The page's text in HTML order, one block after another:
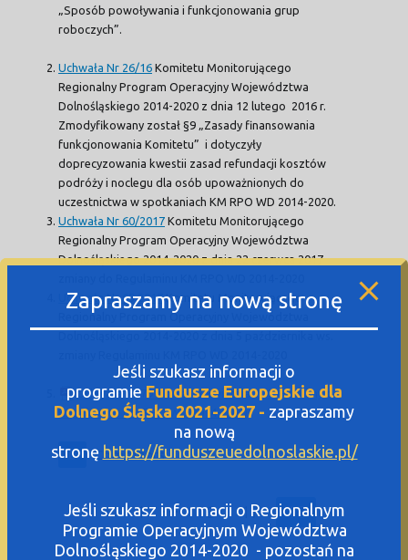
„Sposób powoływania i funkcjonowania grup
roboczych”.
Uchwała Nr 26/16 Komitetu Monitorującego
Regionalny Program Operacyjny Województwa
Dolnośląskiego 2014-2020 z dnia 12 lutego 2016 r.
Zmodyfikowany został §9 „Zasady finansowania
funkcjonowania Komitetu” i dotyczyły
doprecyzowania kwestii zasad refundacji kosztów
podróży i noclegu dla osób upoważnionych do
uczestnictwa w spotkaniach KM RPO WD 2014-2020.
Uchwała Nr 60/2017 Komitetu Monitorującego
Regionalny Program Operacyjny Województwa
Dolnośląskiego 2014-2020 z dnia 22 czerwca 2017 -
Uchwała Nr 65.2017Komitetu Monitorującego
Regionalny Program Operacyjny Województwa
Uchwała Nr 79 z dnia 12 kwietnia 2018 -zmiany do
Regulaminu KM RPO WD 2014-2020
0 Comments
« 1 … 16 17 18
Zapraszamy na nową stronę
Jeśli szukasz informacji o
programie Fundusze Europejskie dla
Dolnego Śląska 2021-2027 - zapraszamy
na nową
stronę https://funduszeuedolnoslaskie.pl/
Jeśli szukasz informacji o Regionalnym
Programie Operacyjnym Województwa
Dolnośląskiego 2014-2020 - pozostań na